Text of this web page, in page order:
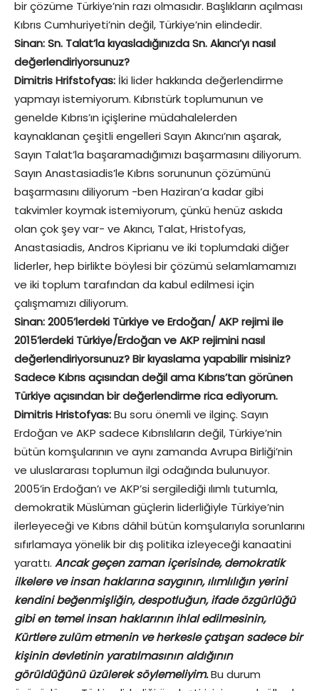
bir çözüme Türkiye’nin razı olmasıdır. Başlıkların açılması
Kıbrıs Cumhuriyeti’nin değil, Türkiye’nin elindedir.
Sinan: Sn. Talat’la kıyasladığınızda Sn. Akıncı’yı nasıl
değerlendiriyorsunuz?
Dimitris Hrifstofyas: İki lider hakkında değerlendirme
yapmayı istemiyorum. Kıbrıstürk toplumunun ve
genelde Kıbrıs’ın içişlerine müdahalelerden
kaynaklanan çeşitli engelleri Sayın Akıncı’nın aşarak,
Sayın Talat’la başaramadığımızı başarmasını diliyorum.
Sayın Anastasiadis’le Kıbrıs sorununun çözümünü
başarmasını diliyorum -ben Haziran’a kadar gibi
takvimler koymak istemiyorum, çünkü henüz askıda
olan çok şey var- ve Akıncı, Talat, Hristofyas,
Anastasiadis, Andros Kiprianu ve iki toplumdaki diğer
liderler, hep birlikte böylesi bir çözümü selamlamamızı
ve iki toplum tarafından da kabul edilmesi için
çalışmamızı diliyorum.
Sinan: 2005’lerdeki Türkiye ve Erdoğan/ AKP rejimi ile
2015’lerdeki Türkiye/Erdoğan ve AKP rejimini nasıl
değerlendiriyorsunuz? Bir kıyaslama yapabilir misiniz?
Sadece Kıbrıs açısından değil ama Kıbrıs’tan görünen
Türkiye açısından bir değerlendirme rica ediyorum.
Dimitris Hristofyas:Bu soru önemli ve ilginç. Sayın
Erdoğan ve AKP sadece Kıbrıslıların değil, Türkiye’nin
bütün komşularının ve aynı zamanda Avrupa Birliği’nin
ve uluslararası toplumun ilgi odağında bulunuyor.
2005’in Erdoğan’ı ve AKP’si sergilediği ılımlı tutumla,
demokratik Müslüman güçlerin liderliğiyle Türkiye’nin
ilerleyeceği ve Kıbrıs dâhil bütün komşularıyla sorunlarını
sıfırlamaya yönelik bir dış politika izleyeceği kanaatini
yarattı. Ancak geçen zaman içerisinde, demokratik
ilkelere ve insan haklarına saygının, ılımlılığın yerini
kendini beğenmişliğin, despotluğun, ifade özgürlüğü
gibi en temel insan haklarının ihlal edilmesinin,
Kürtlere zulüm etmenin ve herkesle çatışan sadece bir
kişinin devletinin yaratılmasının aldığının
görüldüğünü üzülerek söylemeliyim.Bu durum